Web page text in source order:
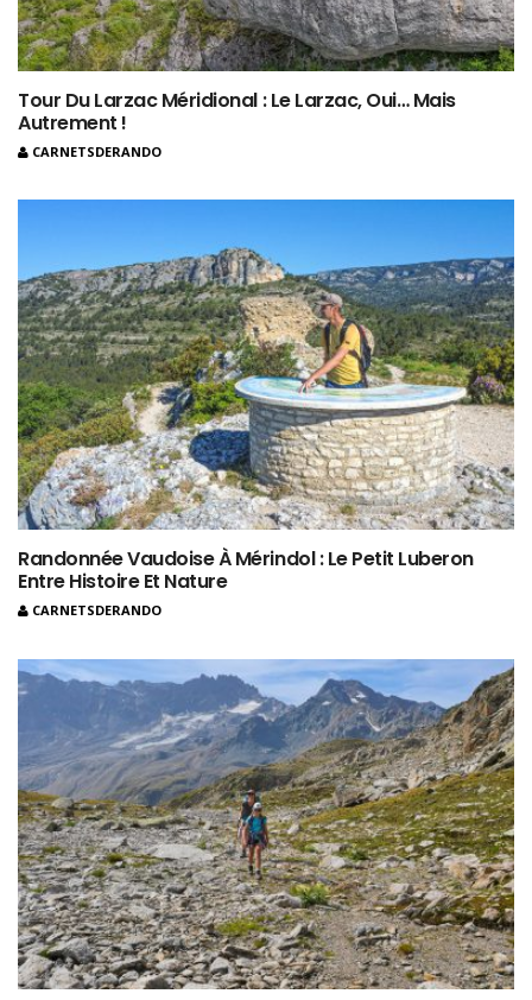
Tour Du Larzac Méridional : Le Larzac, Oui… Mais
Autrement !
CARNETSDERANDO
Randonnée Vaudoise À Mérindol : Le Petit Luberon
Entre Histoire Et Nature
CARNETSDERANDO